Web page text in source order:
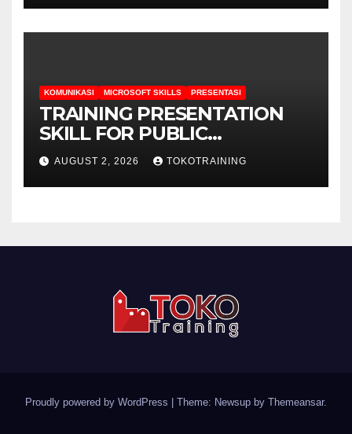
KOMUNIKASI MICROSOFT SKILLS PRESENTASI
TRAINING PRESENTATION
SKILL FOR PUBLIC
RELATIONS & MARKETING
STAFF (USING MICROSOFT
POWER POINT)
AUGUST 2, 2026 TOKOTRAINING
Proudly powered by WordPress Theme: Newsup by Themeansar.